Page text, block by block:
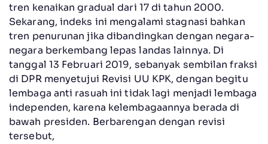
tren kenaikan gradual dari 17 di tahun 2000.
Sekarang, indeks ini mengalami stagnasi bahkan
tren penurunan jika dibandingkan dengan negara-
negara berkembang lepas landas lainnya. Di
tanggal 13 Februari 2019, sebanyak sembilan fraksi
di DPR menyetujui Revisi UU KPK, dengan begitu
lembaga anti rasuah ini tidak lagi menjadi lembaga
independen, karena kelembagaannya berada di
bawah presiden. Berbarengan dengan revisi
tersebut,